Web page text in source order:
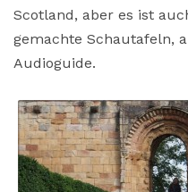
Scotland, aber es ist
gemachte Schautafeln,
Audioguide.